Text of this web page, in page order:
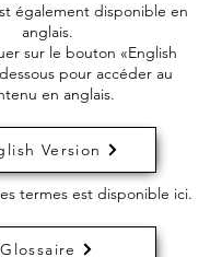
également disponible en
anglais.
sur le bouton «English
pour accéder au
en anglais.
Version
termes est disponible ici.
Glossaire